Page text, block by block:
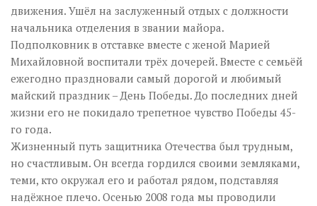
движения. Ушёл на заслуженный отдых с должности
начальника отделения в звании майора.
Подполковник в отставке вместе с женой Марией
Михайловной воспитали трёх дочерей. Вместе с семьёй
ежегодно праздновали самый дорогой и любимый
майский праздник – День Победы. До последних дней
жизни его не покидало трепетное чувство Победы 45-
го года.
Жизненный путь защитника Отечества был трудным,
но счастливым. Он всегда гордился своими земляками,
теми, кто окружал его и работал рядом, подставляя
надёжное плечо. Осенью 2008 года мы проводили